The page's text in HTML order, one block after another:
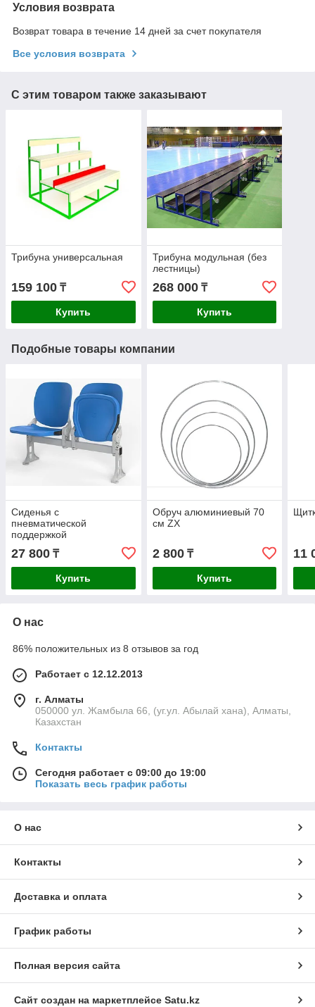
Условия возврата
Возврат товара в течение 14 дней за счет покупателя
Все условия возврата
С этим товаром также заказывают
Трибуна универсальная
159 100 ₸
Купить
Трибуна модульная (без
лестницы)
268 000₸
Купить
Подобные товары компании
Сиденья с
пневматической
поддержкой
27 800 ₸
Купить
Обруч алюминиевый 70
см ZX
2 800₸
Купить
11
О нас
86% положительных из 8 отзывов за год
Работает с 12.12.2013
г. Алматы
050000 ул. Жамбыла 66, (уг.ул. Абылай хана), Алматы,
Казахстан
Контакты
Сегодня работает с 09:00 до 19:00
Показать весь график работы
О нас
Контакты
Доставка и оплата
График работы
Полная версия сайта
Сайт создан на маркетплейсе Satu.kz